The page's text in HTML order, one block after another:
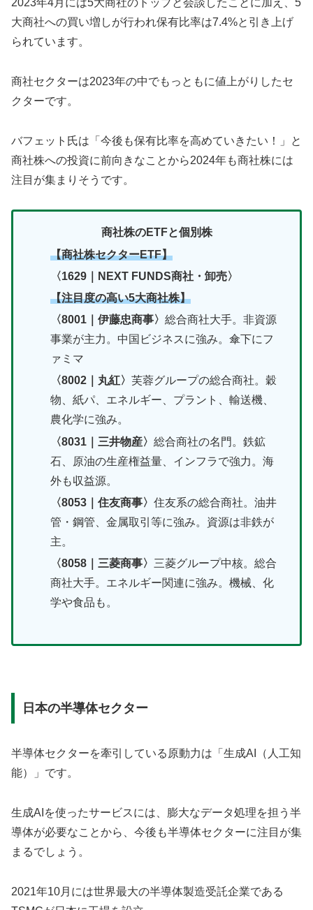
2023年4月には5大商社のトップと会談したことに加え、5
大商社への買い増しが行われ保有比率は7.4%と引き上げ
られています。
商社セクターは2023年の中でもっともに値上がりしたセ
クターです。
バフェット氏は「今後も保有比率を高めていきたい！」と
商社株への投資に前向きなことから2024年も商社株には
注目が集まりそうです。
商社株のETFと個別株
【商社株セクターETF】
〈1629｜NEXT FUNDS商社・卸売〉
【注目度の高い5大商社株】
〈8001｜伊藤忠商事〉総合商社大手。非資源
事業が主力。中国ビジネスに強み。傘下にフ
ァミマ
〈8002｜丸紅〉芙蓉グループの総合商社。穀
物、紙パ、エネルギー、プラント、輸送機、
農化学に強み。
〈8031｜三井物産〉総合商社の名門。鉄鉱
石、原油の生産権益量、インフラで強力。海
外も収益源。
〈8053｜住友商事〉住友系の総合商社。油井
管・鋼管、金属取引等に強み。資源は非鉄が
主。
〈8058｜三菱商事〉 三菱グループ中核。総合
商社大手。エネルギー関連に強み。機械、化
学や食品も。
日本の半導体セクター
半導体セクターを牽引している原動力は「生成AI（人工知
能）」です。
生成AIを使ったサービスには、膨大なデータ処理を担う半
導体が必要なことから、今後も半導体セクターに注目が集
まるでしょう。
2021年10月には世界最大の半導体製造受託企業である